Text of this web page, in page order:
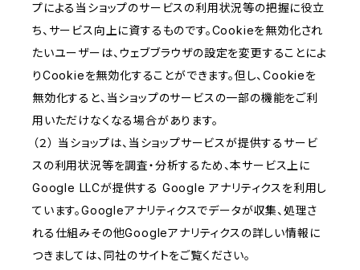
プによる当ショップのサービスの利用状況等の把握に役立
ち、サービス向上に資するものです。Cookieを無効化され
たいユーザーは、ウェブブラウザの設定を変更することによ
りCookieを無効化することができます。但し、Cookieを
無効化すると、当ショップのサービスの一部の機能をご利
用いただけなくなる場合があります。
（２） 当ショップは、当ショップサービスが提供するサービ
スの利用状況等を調査・分析するため、本サービス上に
Google LLCが提供する Google アナリティクスを利用し
ています。Googleアナリティクスでデータが収集、処理さ
れる仕組みその他Googleアナリティクスの詳しい情報に
つきましては、同社のサイトをご覧ください。